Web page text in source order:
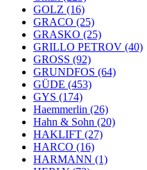
GOLZ (16)
GRACO (25)
GRASKO (25)
GRILLO PETROV (40)
GROSS (92)
GRUNDFOS (64)
GÜDE (453)
GYS (174)
Haemmerlin (26)
Hahn & Sohn (20)
HAKLIFT (27)
HARCO (16)
HARMANN (1)